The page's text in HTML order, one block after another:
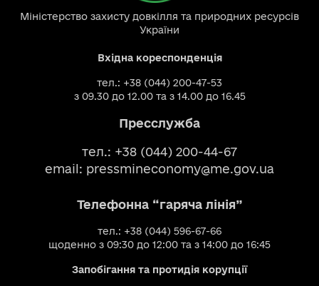
Міністерство захисту довкілля та природних ресурсів
України
Вхідна кореспонденція
тел.: +38 (044) 200-47-53
з 09.30 до 12.00 та з 14.00 до 16.45
Пресслужба
тел.: +38 (044) 200-44-67
email: pressmineconomy@me.gov.ua
Телефонна “гаряча лінія”
тел.: +38 (044) 596-67-66
щоденно з 09:30 до 12:00 та з 14:00 до 16:45
Запобігання та протидія корупції